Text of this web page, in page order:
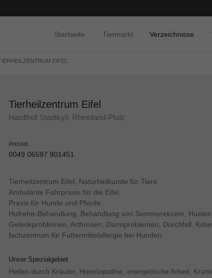
Startseite Tiermarkt Verzeichnisse
EIFEL
Tierheilzentrum Eifel
Hardthof Stadtkyll, Rheinland-Pfalz
PHONE
0049 06597 901451
Tierheilzentrum Eifel, Naturheilkunde für Tiere
Ambulante Fahrpraxis für die Eifel.
Praxis für Hunde und Pferde.
Hufrehe-Behandlung, Behandlung von Sommerekzem,
Gelenkproblemen, Arthrosen, Darmproblemen, Durchfall,
fachzentrum für Futtermittelallergie bei Hunden.
Unser Spezialgebiet
Heilen durch Kräuter, Homöopathie, energetische Arbeit,